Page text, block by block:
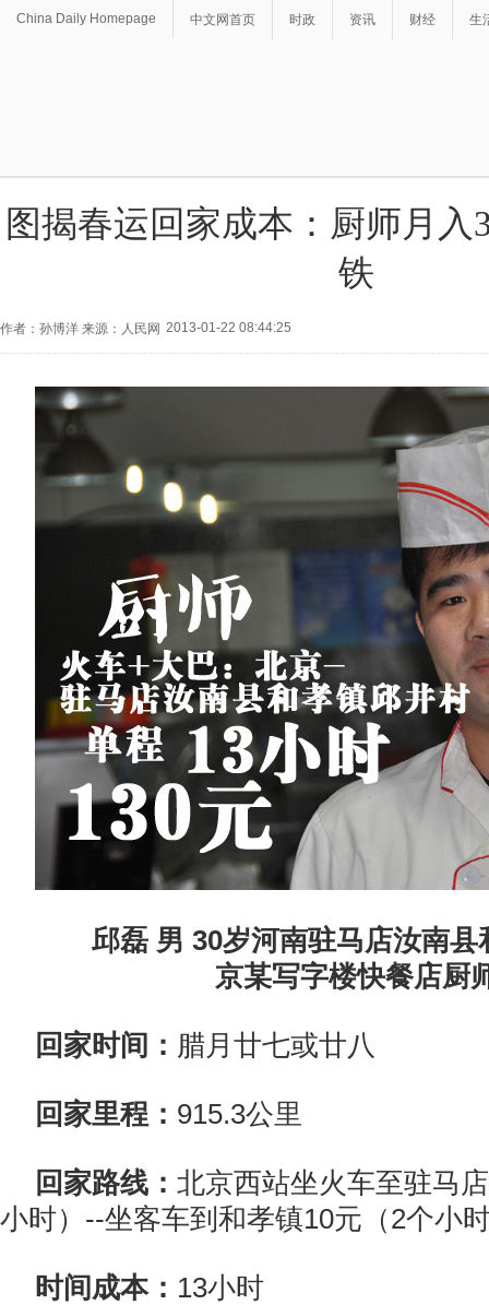
China Daily Homepage 中文网首页 时政 资讯 财经 生
图揭春运回家成本：厨师月入
铁
作者：孙博洋 来源：人民网 2013-01-22 08:44:25
邱磊 男 30岁河南驻马店汝南
京某写字楼快餐店厨
回家时间： 腊月廿七或廿八
回家里程： 915.3公里
回家路线： 北京西站坐火车至驻马
小时）--坐客车到和孝镇10元（2个小
时间成本： 13小时